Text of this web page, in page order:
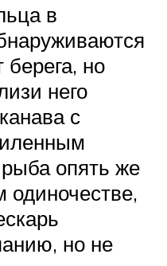
в
берега, но
него
с
опять же
одиночестве,
но не